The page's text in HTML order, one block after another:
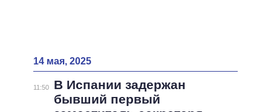
14 мая, 2025
11:50
В Испании задержан
бывший первый